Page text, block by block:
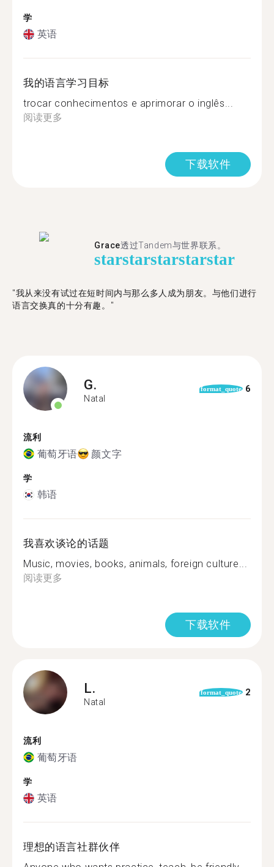
学
英语
我的语言学习目标
trocar conhecimentos e aprimorar o inglês...
阅读更多
下载软件
Grace透过Tandem与世界联系。
starstarstarstarstar
"我从来没有试过在短时间内与那么多人成为朋友。与他们进行
语言交换真的十分有趣。"
G.
Natal
format_quote 6
流利
葡萄牙语 颜文字
学
韩语
我喜欢谈论的话题
Music, movies, books, animals, foreign culture...
阅读更多
下载软件
L.
Natal
format_quote 2
流利
葡萄牙语
学
英语
理想的语言社群伙伴